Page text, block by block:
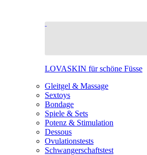
LOVASKIN für schöne Füsse
Gleitgel & Massage
Sextoys
Bondage
Spiele & Sets
Potenz & Stimulation
Dessous
Ovulationstests
Schwangerschaftstest